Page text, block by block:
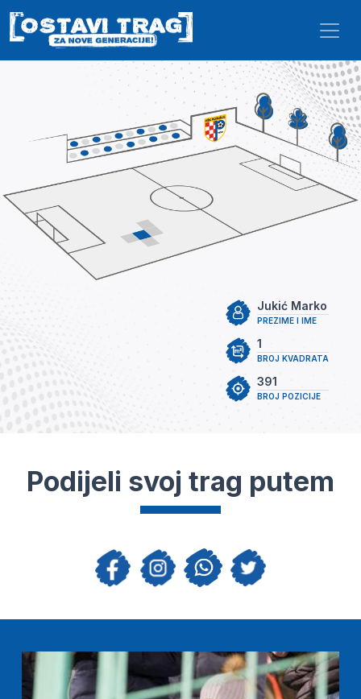
Skip to main content
PREZIME I IME
Jukić Marko
BROJ KVADRATA
1
BROJ POZICIJE
391
Podijeli svoj trag putem